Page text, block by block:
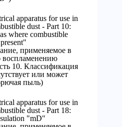
apparatus for use in
dust - Part 10:
where combustible
применяемое в
воспламенению
10. Классификация
или может
пыль)
apparatus for use in
dust - Part 18:
"mD"